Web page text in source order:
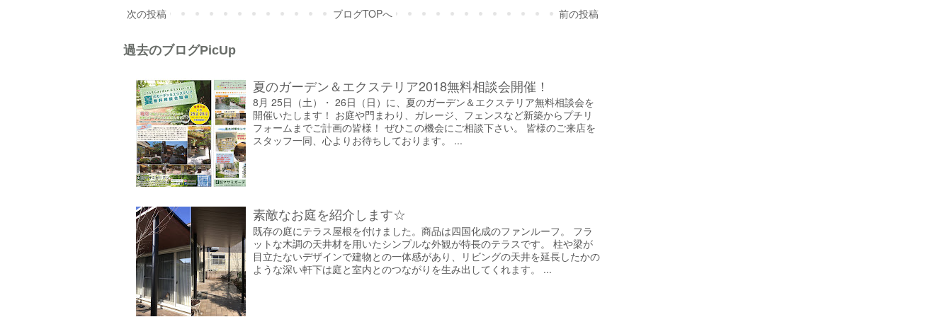
次の投稿 前の投稿
ブログTOPへ
過去のブログPicUp
夏のガーデン＆エクステリア2018無料相談会開催！
8月 25日（土）・ 26日（日）に、夏のガーデン＆エクステリア無料相談会を
開催いたします！ お庭や門まわり、ガレージ、フェンスなど新築からプチリ
フォームまでご計画の皆様！ ぜひこの機会にご相談下さい。 皆様のご来店を
スタッフ一同、心よりお待ちしております。 ...
素敵なお庭を紹介します☆
既存の庭にテラス屋根を付けました。商品は四国化成のファンルーフ。 フラ
ットな木調の天井材を用いたシンプルな外観が特長のテラスです。 柱や梁が
目立たないデザインで建物との一体感があり、リビングの天井を延長したかの
ような深い軒下は庭と室内とのつながりを生み出してくれます。 ...